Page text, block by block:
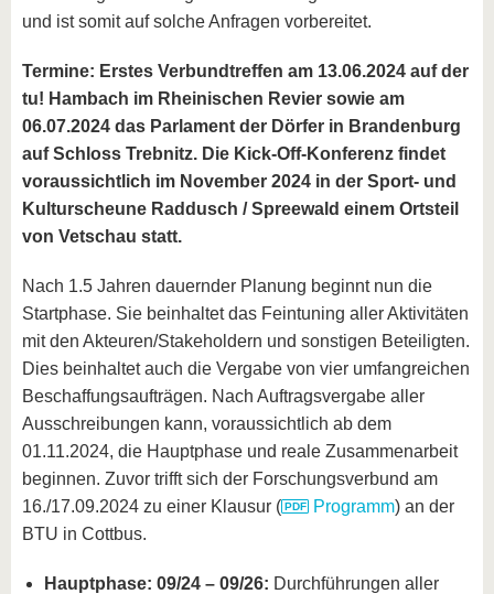
und ist somit auf solche Anfragen vorbereitet.
Termine: Erstes Verbundtreffen am 13.06.2024 auf der
tu! Hambach im Rheinischen Revier sowie am
06.07.2024 das Parlament der Dörfer in Brandenburg
auf Schloss Trebnitz. Die Kick-Off-Konferenz findet
voraussichtlich im November 2024 in der Sport- und
Kulturscheune Raddusch / Spreewald einem Ortsteil
von Vetschau statt.
Nach 1.5 Jahren dauernder Planung beginnt nun die
Startphase. Sie beinhaltet das Feintuning aller Aktivitäten
mit den Akteuren/Stakeholdern und sonstigen Beteiligten.
Dies beinhaltet auch die Vergabe von vier umfangreichen
Beschaffungsaufträgen. Nach Auftragsvergabe aller
Ausschreibungen kann, voraussichtlich ab dem
01.11.2024, die Hauptphase und reale Zusammenarbeit
beginnen. Zuvor trifft sich der Forschungsverbund am
16./17.09.2024 zu einer Klausur (
Programm) an der
BTU in Cottbus.
Hauptphase: 09/24 – 09/26: Durchführungen aller